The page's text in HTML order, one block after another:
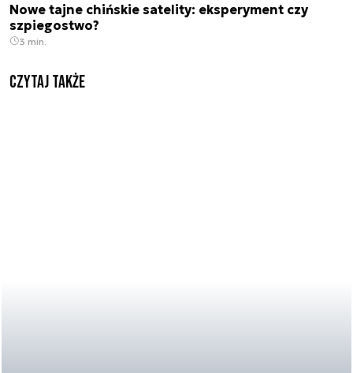
Nowe tajne chińskie satelity: eksperyment czy
szpiegostwo?
3 min.
Czytaj także